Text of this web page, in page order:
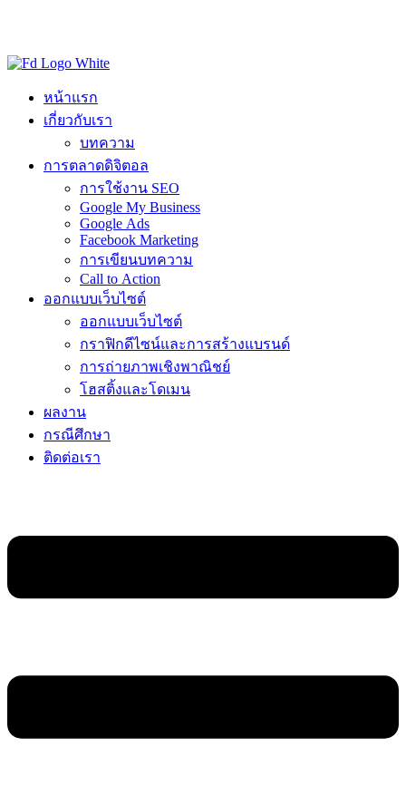
หน้าแรก
เกี่ยวกับเรา
บทความ
การตลาดดิจิตอล
การใช้งาน SEO
Google My Business
Google Ads
Facebook Marketing
การเขียนบทความ
Call to Action
ออกแบบเว็บไซต์
ออกแบบเว็บไซต์
กราฟิกดีไซน์และการสร้างแบรนด์
การถ่ายภาพเชิงพาณิชย์
โฮสติ้งและโดเมน
ผลงาน
กรณีศึกษา
ติดต่อเรา